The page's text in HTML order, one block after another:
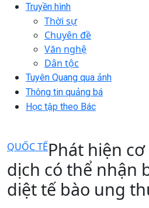
Truyền hình
Thời sự
Chuyên đề
Văn nghệ
Dân tộc
Tuyên Quang qua ảnh
Thông tin quảng bá
Học tập theo Bác
QUỐC TẾPhát hiện
dịch có thể nhận
diệt tế bào ung